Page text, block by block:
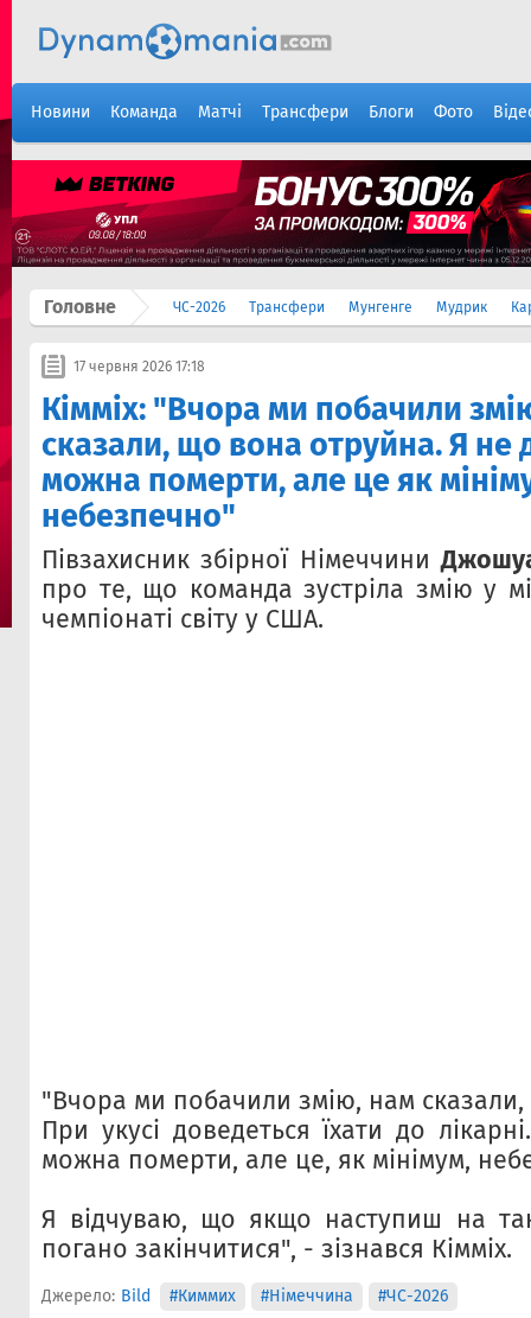
Новини Команда Матчі Трансфери Блоги Фото
Головне ЧС-2026 Трансфери Мунгенге Мудрик
17 червня 2026 17:18
Кімміх: "Вчора ми побачили
сказали, що вона отруйна. Я
можна померти, але це як
небезпечно"
Півзахисник збірної Німеччини
про те, що команда зустріла змію у
чемпіонаті світу у США.
"Вчора ми побачили змію, нам
При укусі доведеться їхати до
можна померти, але це, як мінімум,
Я відчуваю, що якщо наступиш на
погано закінчитися", - зізнався Кімміх.
Джерело: Bild #Киммих #Німеччина #ЧС-2026